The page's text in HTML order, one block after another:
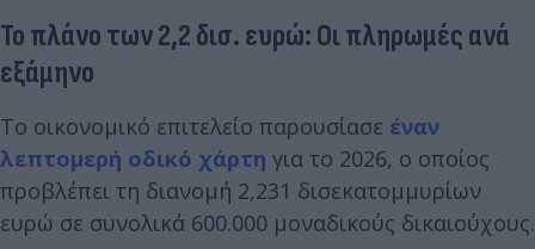
Το πλάνο των 2,2 δισ. ευρώ: Οι πληρωμές ανά
εξάμηνο
Το οικονομικό επιτελείο παρουσίασε έναν
λεπτομερή οδικό χάρτη για το 2026, ο οποίος
προβλέπει τη διανομή 2,231 δισεκατομμυρίων
ευρώ σε συνολικά 600.000 μοναδικούς δικαιούχους.